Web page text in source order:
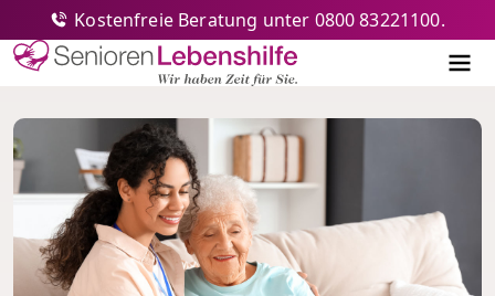
Senioren-Lebenshilfe
Kostenfreie Beratung unter 0800 83221100.